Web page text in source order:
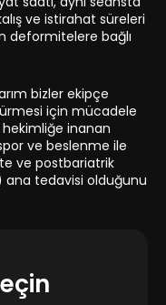
ve istirahat süreleri
bağlı
bizler ekipçe
için mücadele
inanan
ve beslenme ile
ve postbariatrik
ana tedavisi olduğunu